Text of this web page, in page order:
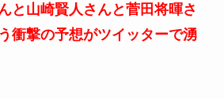
と山崎賢人さんと菅田将暉さ
衝撃の予想がツイッターで湧